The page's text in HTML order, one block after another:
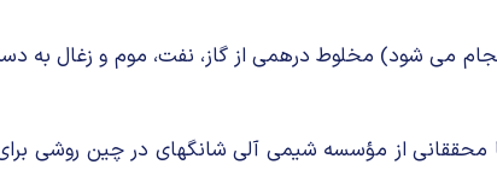
ها انجام می شود) مخلوط درهمی از گاز، نفت، موم و
از مؤسسه شیمی آلی شانگهای در چین روشی برای